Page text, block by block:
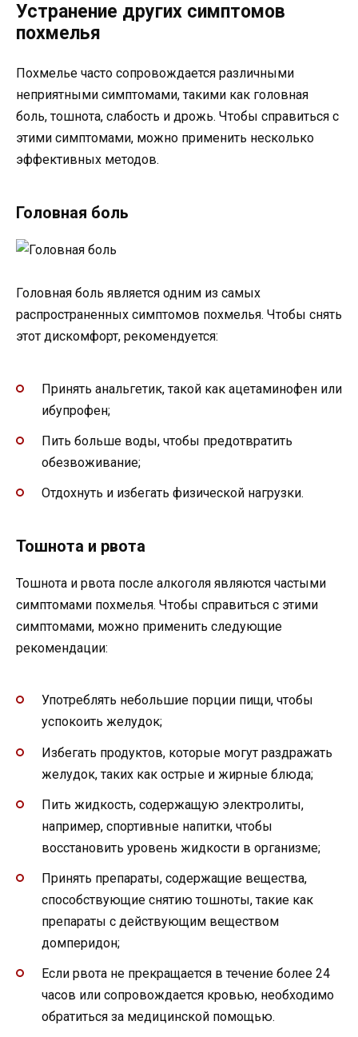
Устранение других симптомов
похмелья
Похмелье часто сопровождается различными
неприятными симптомами, такими как головная
боль, тошнота, слабость и дрожь. Чтобы справиться с
этими симптомами, можно применить несколько
эффективных методов.
Головная боль
Головная боль является одним из самых
распространенных симптомов похмелья. Чтобы снять
этот дискомфорт, рекомендуется:
Принять анальгетик, такой как ацетаминофен или
ибупрофен;
Пить больше воды, чтобы предотвратить
обезвоживание;
Отдохнуть и избегать физической нагрузки.
Тошнота и рвота
Тошнота и рвота после алкоголя являются частыми
симптомами похмелья. Чтобы справиться с этими
симптомами, можно применить следующие
рекомендации:
Употреблять небольшие порции пищи, чтобы
успокоить желудок;
Избегать продуктов, которые могут раздражать
желудок, таких как острые и жирные блюда;
Пить жидкость, содержащую электролиты,
например, спортивные напитки, чтобы
восстановить уровень жидкости в организме;
Принять препараты, содержащие вещества,
способствующие снятию тошноты, такие как
препараты с действующим веществом
домперидон;
Если рвота не прекращается в течение более 24
часов или сопровождается кровью, необходимо
обратиться за медицинской помощью.